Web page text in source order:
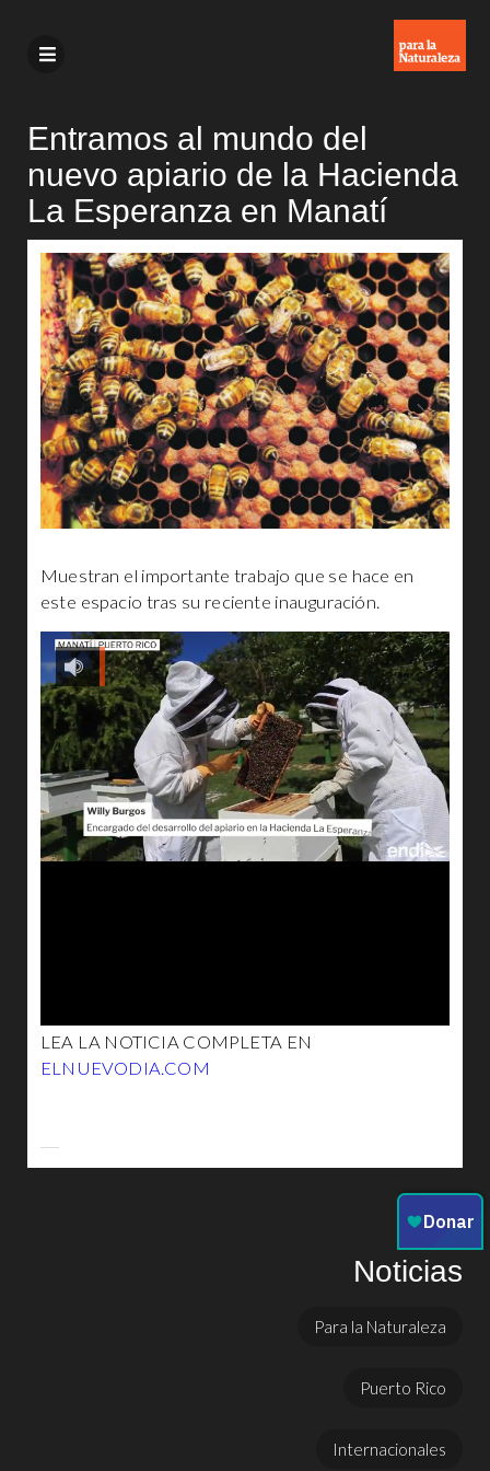
Entramos al mundo del
nuevo apiario de la Hacienda
La Esperanza en Manatí
Muestran el importante trabajo que se hace en
este espacio tras su reciente inauguración.
LEA LA NOTICIA COMPLETA EN
ELNUEVODIA.COM
Noticias
Para la Naturaleza
Puerto Rico
Internacionales